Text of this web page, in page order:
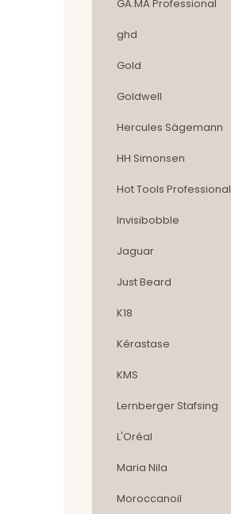
GA.MA Professional
ghd
Gold
Goldwell
Hercules Sägemann
HH Simonsen
Hot Tools Professional
Invisibobble
Jaguar
Just Beard
K18
Kérastase
KMS
Lernberger Stafsing
L'Oréal
Maria Nila
Moroccanoil